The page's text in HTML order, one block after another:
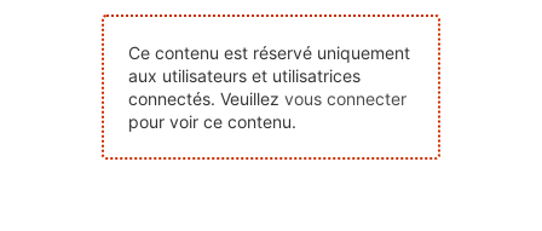
Faire Un Don
Connexion-membre
Ce contenu est réservé uniquement
aux utilisateurs et utilisatrices
connectés. Veuillez vous connecter
pour voir ce contenu.